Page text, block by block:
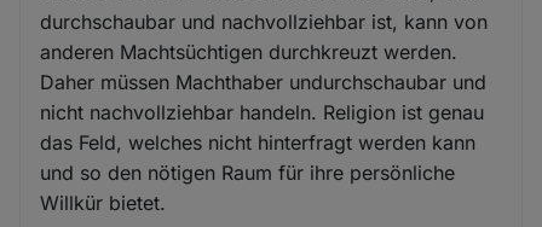
durchschaubar und nachvollziehbar ist, kann von
anderen Machtsüchtigen durchkreuzt werden.
Daher müssen Machthaber undurchschaubar und
nicht nachvollziehbar handeln. Religion ist genau
das Feld, welches nicht hinterfragt werden kann
und so den nötigen Raum für ihre persönliche
Willkür bietet.